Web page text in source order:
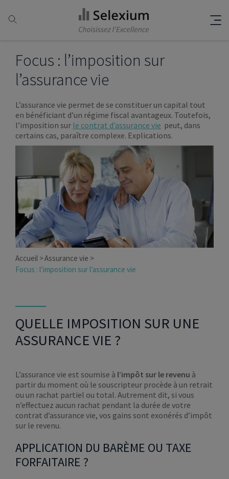
Focus : l’imposition sur
l’assurance vie
L’assurance vie permet de se constituer un capital tout
en bénéficiant d’un régime fiscal avantageux. Toutefois,
l’imposition sur le contrat d’assurance vie peut, dans
certains cas, paraître complexe. Explications.
Accueil
Assurance vie
Focus : l’imposition sur l’assurance vie
QUELLE IMPOSITION SUR UNE
ASSURANCE VIE ?
L’assurance vie est soumise à l’impôt sur le revenu à
partir du moment où le souscripteur procède à un retrait
ou un rachat partiel ou total. Autrement dit, si vous
n’effectuez aucun rachat pendant la durée de votre
contrat d’assurance vie, vos gains sont exonérés d’impôt
sur le revenu.
APPLICATION DU BARÈME OU TAXE
FORFAITAIRE ?